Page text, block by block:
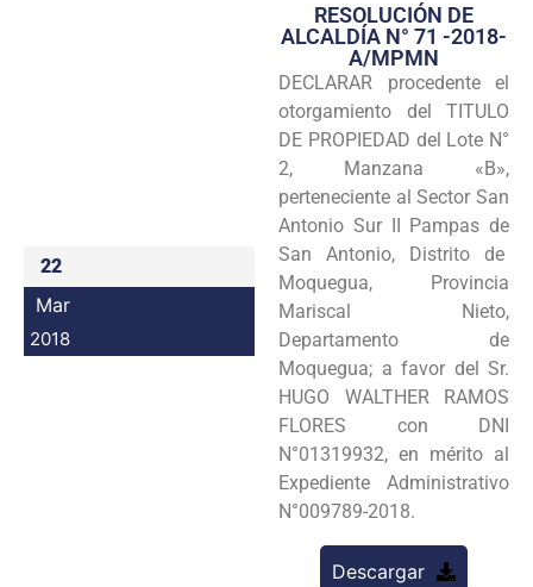
Transparencia
Seguridad
Programas
Intranet
22
Mar
2018
RESOLUCIÓN DE
ALCALDÍA N° 71 -2018-
A/MPMN
DECLARAR procedente el
otorgamiento del TITULO
DE PROPIEDAD del Lote N°
2, Manzana «B»,
perteneciente al Sector San
Antonio Sur II Pampas de
San Antonio, Distrito de
Moquegua, Provincia
Mariscal Nieto,
Departamento de
Moquegua; a favor del Sr.
HUGO WALTHER RAMOS
FLORES con DNI
N°01319932, en mérito al
Expediente Administrativo
N°009789-2018.
Descargar